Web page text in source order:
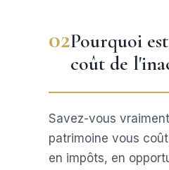
02Pourquoi
coût de
Savez-vous
patrimoine vous
en impôts, en